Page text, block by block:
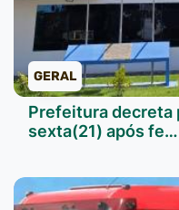
GERAL
Prefeitura
sexta(21) após fe…